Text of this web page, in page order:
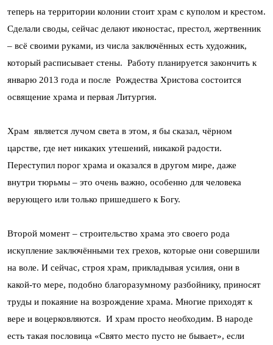
теперь на территории колонии стоит храм с куполом и крестом.
Сделали своды, сейчас делают иконостас, престол, жертвенник
– всё своими руками, из числа заключённых есть художник,
который расписывает стены. Работу планируется закончить к
январю 2013 года и после Рождества Христова состоится
освящение храма и первая Литургия.
Храм является лучом света в этом, я бы сказал, чёрном
царстве, где нет никаких утешений, никакой радости.
Переступил порог храма и оказался в другом мире, даже
внутри тюрьмы – это очень важно, особенно для человека
верующего или только пришедшего к Богу.
Второй момент – строительство храма это своего рода
искупление заключёнными тех грехов, которые они совершили
на воле. И сейчас, строя храм, прикладывая усилия, они в
какой-то мере, подобно благоразумному разбойнику, приносят
труды и покаяние на возрождение храма. Многие приходят к
вере и воцерковляются. И храм просто необходим. В народе
есть такая пословица «Свято место пусто не бывает», если